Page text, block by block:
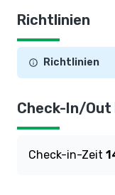
Richtlinien
Richtlinien
Check-In/Out
Check-in-Zeit